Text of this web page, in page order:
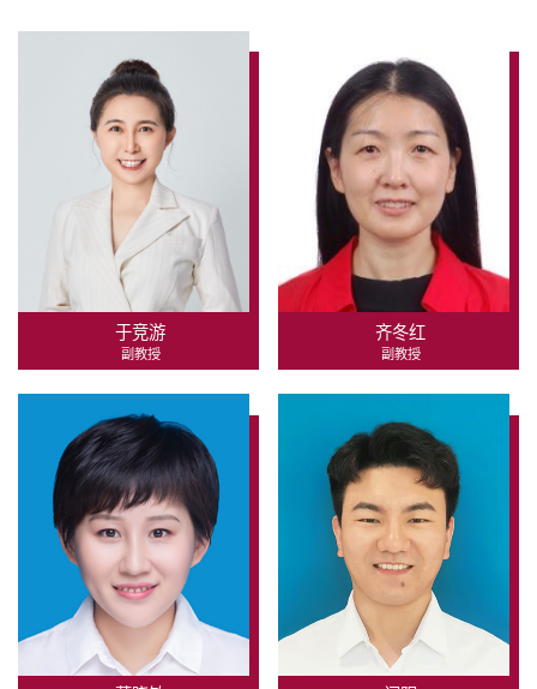
于竞游
副教授
齐冬红
副教授